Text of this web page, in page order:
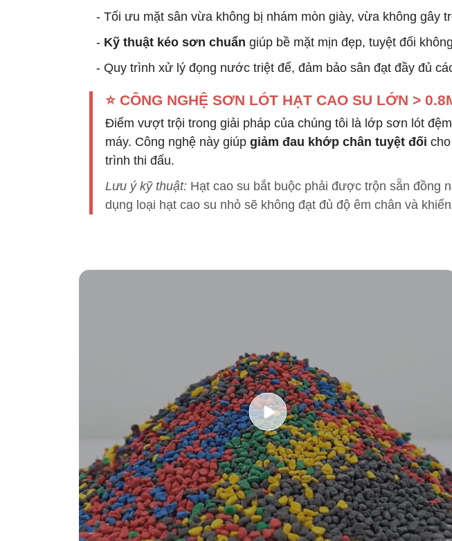
- Tối ưu mặt sân vừa không bị nhám mòn giày, vừa không gây
- Kỹ thuật kéo sơn chuẩn giúp bề mặt mịn đẹp, tuyệt đối
- Quy trình xử lý đọng nước triệt để, đảm bảo sân đạt đầy đủ
⭐ CÔNG NGHỆ SƠN LÓT HẠT CAO SU LỚN >
Điểm vượt trội trong giải pháp của chúng tôi là lớp sơn lót đệm
máy. Công nghệ này giúp giảm đau khớp chân tuyệt đối
trình thi đấu.
Lưu ý kỹ thuật: Hạt cao su bắt buộc phải được trộn sẵn đồng
dụng loại hạt cao su nhỏ sẽ không đạt đủ độ êm chân và